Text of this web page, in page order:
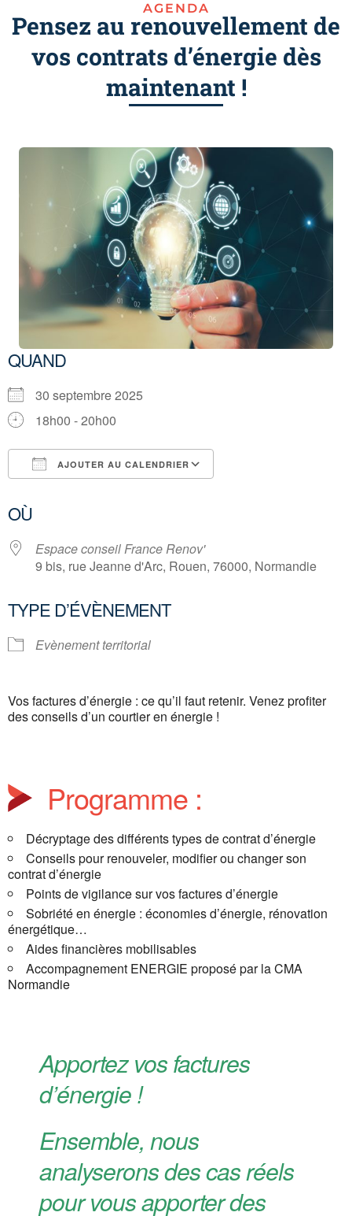
AGENDA
Pensez au renouvellement de
vos contrats d’énergie dès
maintenant !
QUAND
30 septembre 2025
18h00 - 20h00
AJOUTER AU CALENDRIER
OÙ
Espace conseil France Renov'
9 bis, rue Jeanne d'Arc, Rouen, 76000, Normandie
TYPE D’ÉVÈNEMENT
Evènement territorial
Vos factures d’énergie : ce qu’il faut retenir. Venez profiter
des conseils d’un courtier en énergie !
Programme :
Décryptage des différents types de contrat d’énergie
Conseils pour renouveler, modifier ou changer son
contrat d’énergie
Points de vigilance sur vos factures d’énergie
Sobriété en énergie : économies d’énergie, rénovation
énergétique…
Aides financières mobilisables
Accompagnement ENERGIE proposé par la CMA
Normandie
Apportez vos factures
d’énergie !
Ensemble, nous
analyserons des cas réels
pour vous apporter des